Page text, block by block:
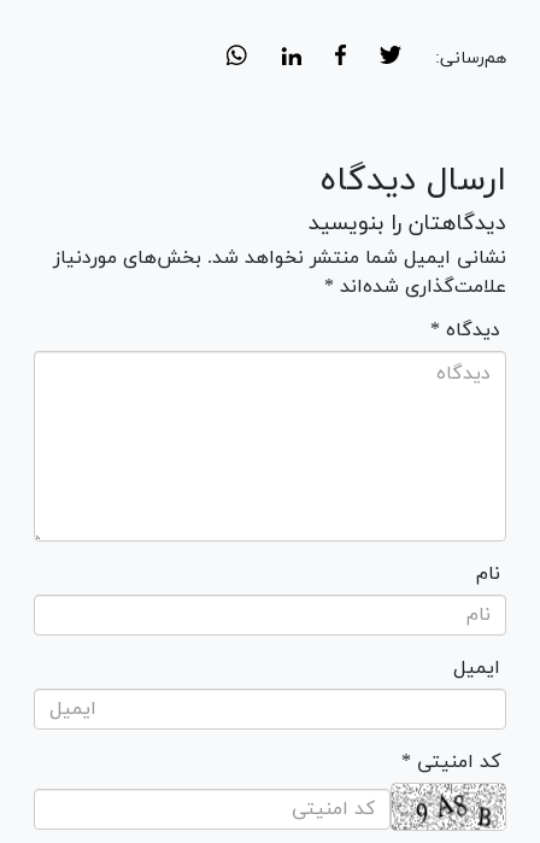
هم‌رسانی:
ارسال دیدگاه
دیدگاهتان را بنویسید
نشانی ایمیل شما منتشر نخواهد شد. بخش‌های موردنیاز
علامت‌گذاری شده‌اند *
* دیدگاه
نام
ایمیل
* کد امنیتی